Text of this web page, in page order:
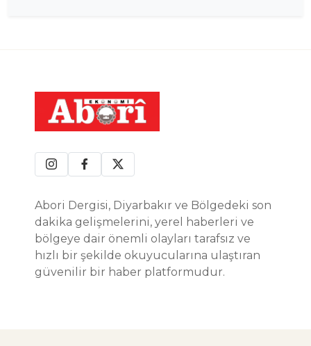
Abori Dergisi, Diyarbakır ve Bölgedeki son
dakika gelişmelerini, yerel haberleri ve
bölgeye dair önemli olayları tarafsız ve
hızlı bir şekilde okuyucularına ulaştıran
güvenilir bir haber platformudur.